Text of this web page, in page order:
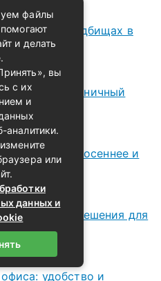
на кладбищах в
гостиничный
летнее, осеннее и
решения для
удобство и
файлы
и делать
вы
с их
и
аналитики.
или
данных и